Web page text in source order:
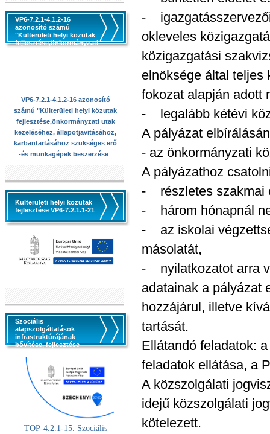
VP6-7.2.1-4.1.2-16
azonosító számú
"Külterületi helyi közutak
fejlesztése,önkormányzati
VP6-7.2.1-4.1.2-16 azonosító
számú "Külterületi helyi közutak
fejlesztése,önkormányzati utak
kezeléséhez, állapotjavitásához,
karbantartásához szükséges erő
-és munkagépek beszerzése
Külterületi helyi közutak
fejlesztése VP6-7.2.1.1-21
Szociális
alapszolgáltatások
infrastruktúrájának
bővítése, fejlesztése
TOP-4.2.1-15. Szociális
-
okleveles
közigazgatási
elnöksége által teljes
fokozat alapján adott
- legalább kétévi
A pályázat
- az önkormányzati
A pályázathoz
- részletes szakmai
- három hónapnál
- az iskolai
másolatát,
- nyilatkozatot arra
adatainak a pályázat
hozzájárul, illetve
tartását.
Ellátandó feladatok:
feladatok ellátása, a
A közszolgálati
idejű közszolgálati
kötelezett.